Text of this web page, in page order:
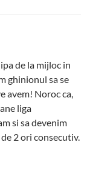
de la mijloc in
ghinionul sa se
avem! Noroc ca,
liga
si sa devenim
2 ori consecutiv.